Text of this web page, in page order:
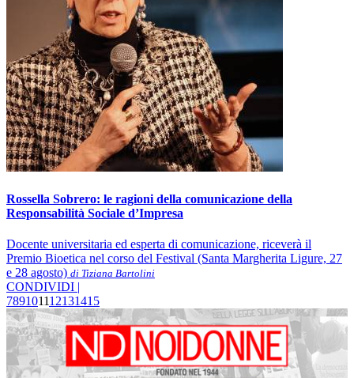
Rossella Sobrero: le ragioni della comunicazione della
Responsabilità Sociale d’Impresa
Docente universitaria ed esperta di comunicazione, riceverà il
Premio Bioetica nel corso del Festival (Santa Margherita Ligure, 27
e 28 agosto) di Tiziana Bartolini
CONDIVIDI |
789101112131415